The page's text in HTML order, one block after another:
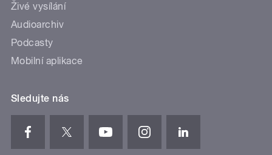
Živé vysílání
Audioarchiv
Podcasty
Mobilní aplikace
Sledujte nás